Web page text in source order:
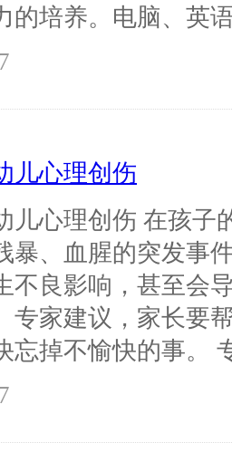
的培养。电脑、英
儿心理创伤
儿心理创伤 在孩子
暴、血腥的突发事
不良影响，甚至会
专家建议，家长要
忘掉不愉快的事。